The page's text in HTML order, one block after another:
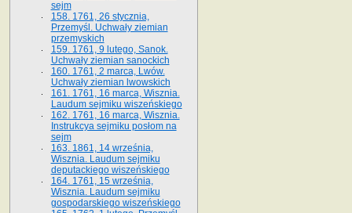
sejm
158. 1761, 26 stycznia,
Przemyśl. Uchwały ziemian
przemyskich
159. 1761, 9 lutego, Sanok.
Uchwały ziemian sanockich
160. 1761, 2 marca, Lwów.
Uchwały ziemian lwowskich
161. 1761, 16 marca, Wisznia.
Laudum sejmiku wiszeńskiego
162. 1761, 16 marca, Wisznia.
Instrukcya sejmiku posłom na
sejm
163. 1861, 14 września,
Wisznia. Laudum sejmiku
deputackiego wiszeńskiego
164. 1761, 15 września,
Wisznia. Laudum sejmiku
gospodarskiego wiszeńskiego